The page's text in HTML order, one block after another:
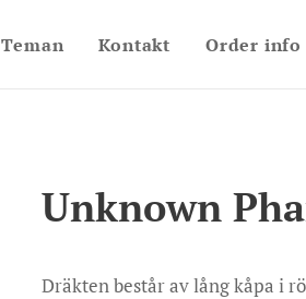
Teman Kontakt Order info
Unknown
Dräkten består av lång kåpa i